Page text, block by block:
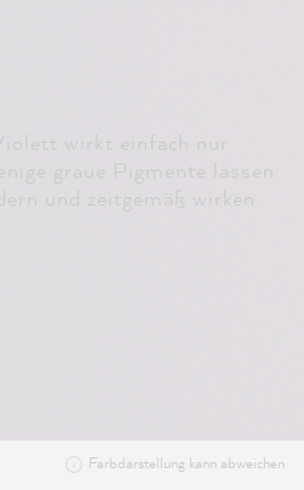
wirkt einfach nur
graue Pigmente lassen
und zeitgemäß wirken.
Farbdarstellung kann abweichen